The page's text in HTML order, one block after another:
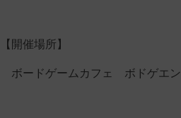
【開催場所】
ボードゲームカフェ ボドゲエン